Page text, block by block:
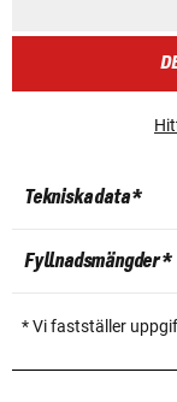
Tekniska data *
Fyllnadsmängder *
* Vi fastställer